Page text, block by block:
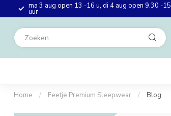
ma 3 aug open 13 -16 u, di 4 aug open 9.30 -15
uur
Home / Feetje Premium Sleepwear / Blog